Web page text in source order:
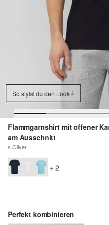
So stylst du den Look
Flammgarnshirt mit offener
am Ausschnitt
s.Oliver
+ 2
Perfekt kombinieren